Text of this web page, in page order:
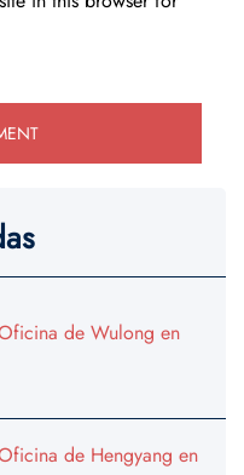
de Wulong en
de Hengyang en